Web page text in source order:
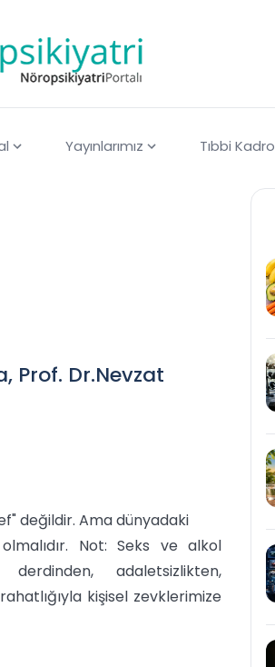
Yayınlarımız Tıbbi Kadro
Prof. Dr.Nevzat
değildir. Ama dünyadaki
Not: Seks ve alkol
adaletsizlikten,
kişisel zevklerimize